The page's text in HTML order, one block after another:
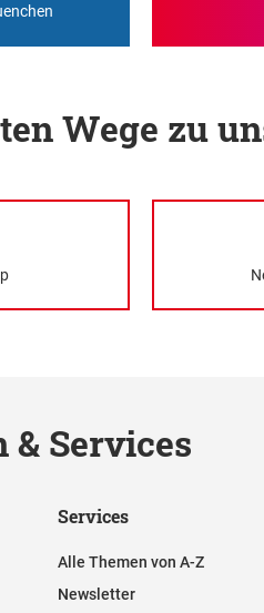
Wege zu
Services
Services
Alle Themen von A-Z
Newsletter